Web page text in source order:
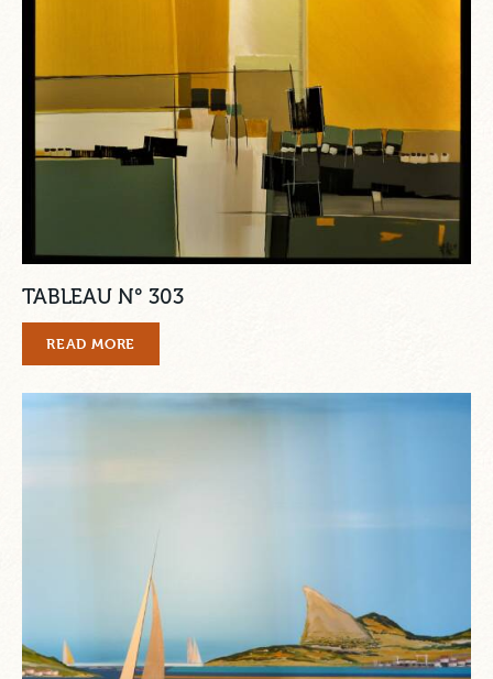
TABLEAU N° 303
READ MORE